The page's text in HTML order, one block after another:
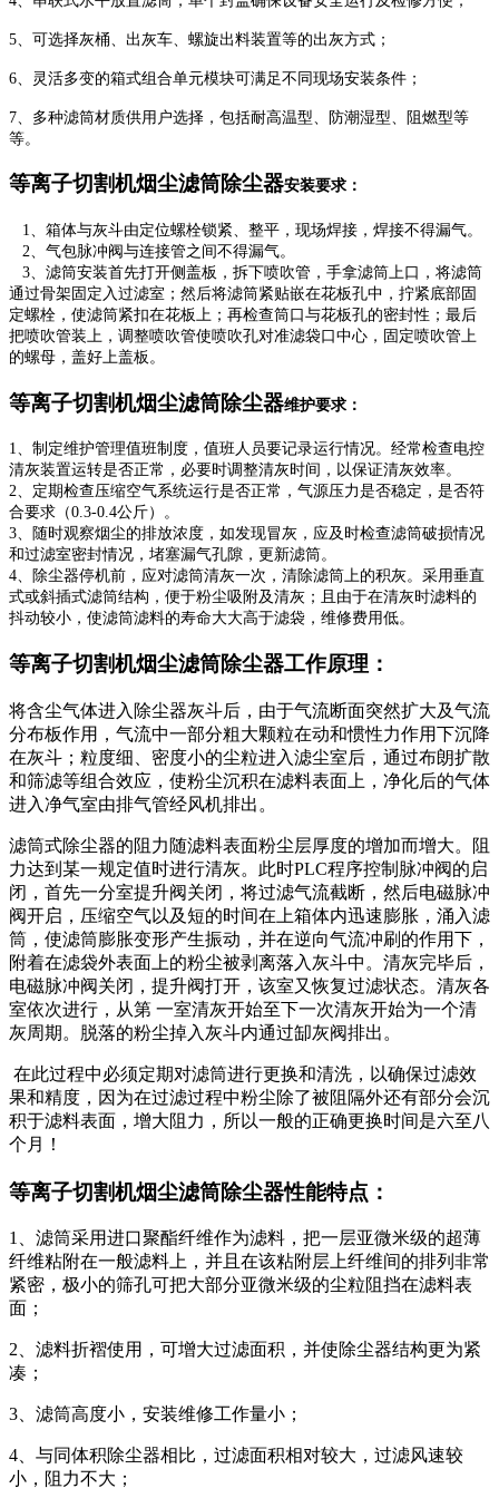
5、可选择灰桶、出灰车、螺旋出料装置等的出灰方式；
6、灵活多变的箱式组合单元模块可满足不同现场安装条件；
7、多种滤筒材质供用户选择，包括耐高温型、防潮湿型、阻燃型等
等。
等离子切割机烟尘滤筒除尘器安装要求：
1、箱体与灰斗由定位螺栓锁紧、整平，现场焊接，焊接不得漏气。
2、气包脉冲阀与连接管之间不得漏气。
3、滤筒安装首先打开侧盖板，拆下喷吹管，手拿滤筒上口，将滤筒
通过骨架固定入过滤室；然后将滤筒紧贴嵌在花板孔中，拧紧底部固
定螺栓，使滤筒紧扣在花板上；再检查筒口与花板孔的密封性；最后
把喷吹管装上，调整喷吹管使喷吹孔对准滤袋口中心，固定喷吹管上
的螺母，盖好上盖板。
等离子切割机烟尘滤筒除尘器维护要求：
1、制定维护管理值班制度，值班人员要记录运行情况。经常检查电控
清灰装置运转是否正常，必要时调整清灰时间，以保证清灰效率。
2、定期检查压缩空气系统运行是否正常，气源压力是否稳定，是否符
合要求（0.3-0.4公斤）。
3、随时观察烟尘的排放浓度，如发现冒灰，应及时检查滤筒破损情况
和过滤室密封情况，堵塞漏气孔隙，更新滤筒。
4、除尘器停机前，应对滤筒清灰一次，清除滤筒上的积灰。采用垂直
式或斜插式滤筒结构，便于粉尘吸附及清灰；且由于在清灰时滤料的
抖动较小，使滤筒滤料的寿命大大高于滤袋，维修费用低。
等离子切割机烟尘滤筒除尘器工作原理：
将含尘气体进入除尘器灰斗后，由于气流断面突然扩大及气流
分布板作用，气流中一部分粗大颗粒在动和惯性力作用下沉降
在灰斗；粒度细、密度小的尘粒进入滤尘室后，通过布朗扩散
和筛滤等组合效应，使粉尘沉积在滤料表面上，净化后的气体
进入净气室由排气管经风机排出。
滤筒式除尘器的阻力随滤料表面粉尘层厚度的增加而增大。阻
力达到某一规定值时进行清灰。此时PLC程序控制脉冲阀的启
闭，首先一分室提升阀关闭，将过滤气流截断，然后电磁脉冲
阀开启，压缩空气以及短的时间在上箱体内迅速膨胀，涌入滤
筒，使滤筒膨胀变形产生振动，并在逆向气流冲刷的作用下，
附着在滤袋外表面上的粉尘被剥离落入灰斗中。清灰完毕后，
电磁脉冲阀关闭，提升阀打开，该室又恢复过滤状态。清灰各
室依次进行，从第 一室清灰开始至下一次清灰开始为一个清
灰周期。脱落的粉尘掉入灰斗内通过缷灰阀排出。
在此过程中必须定期对滤筒进行更换和清洗，以确保过滤效
果和精度，因为在过滤过程中粉尘除了被阻隔外还有部分会沉
积于滤料表面，增大阻力，所以一般的正确更换时间是六至八
个月！
等离子切割机烟尘滤筒除尘器性能特点：
1、滤筒采用进口聚酯纤维作为滤料，把一层亚微米级的超薄
纤维粘附在一般滤料上，并且在该粘附层上纤维间的排列非常
紧密，极小的筛孔可把大部分亚微米级的尘粒阻挡在滤料表
面；
2、滤料折褶使用，可增大过滤面积，并使除尘器结构更为紧
凑；
3、滤筒高度小，安装维修工作量小；
4、与同体积除尘器相比，过滤面积相对较大，过滤风速较
小，阻力不大；